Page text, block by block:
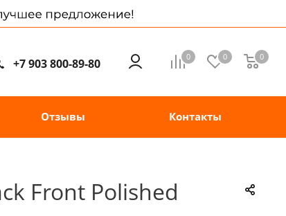
0 0 0
+7 903 800-89-80
Отзывы Контакты
Front Polished